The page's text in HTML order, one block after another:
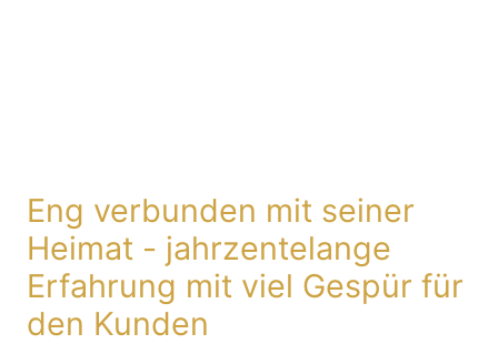
Eng verbunden mit seiner
Heimat - jahrzentelange
Erfahrung mit viel Gespür für
den Kunden